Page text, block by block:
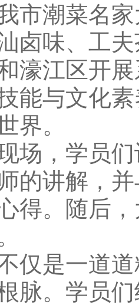
市潮菜名
卤味、工
濠江区开
能与文化
界。
，学员们
的讲解，
得。随后
是一道道
脉。学员